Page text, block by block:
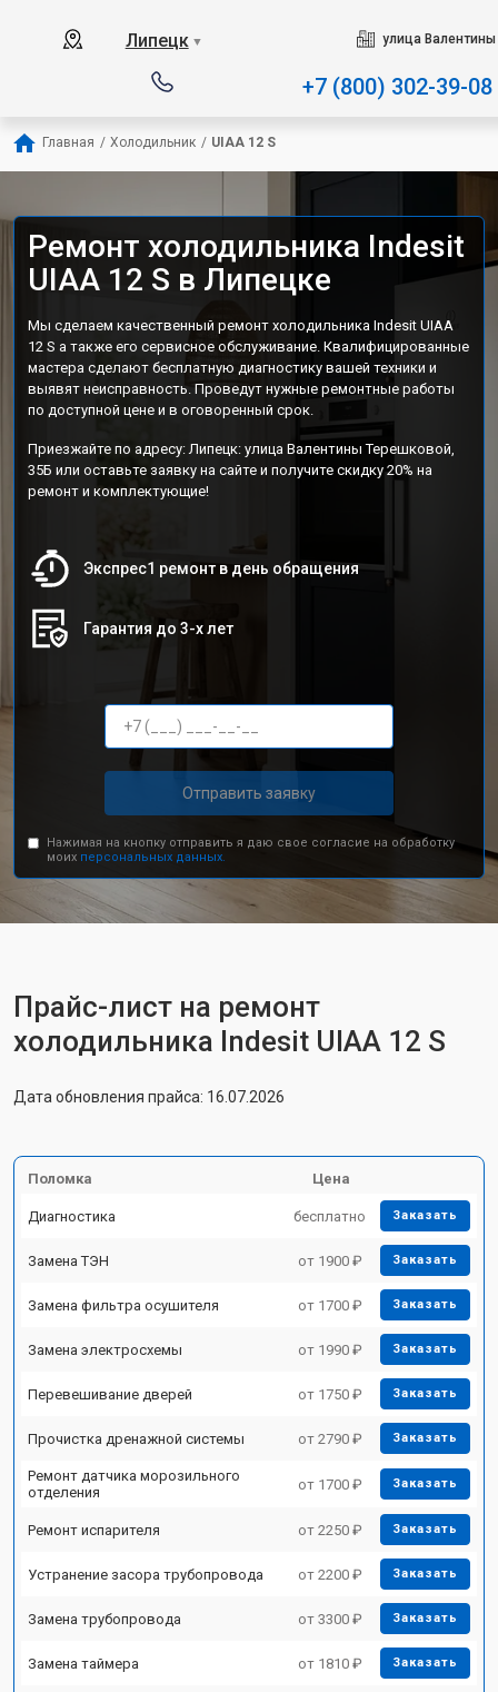
Липецк ▼ улица
+7 (800) 302-39-08
Главная / Холодильник / UIAA 12 S
Ремонт холодильника Indesit
UIAA 12 S в Липецке
Мы сделаем качественный ремонт холодильника Indesit UIAA
12 S а также его сервисное обслуживание. Квалифицированные
мастера сделают бесплатную диагностику вашей техники и
выявят неисправность. Проведут нужные ремонтные работы
по доступной цене и в оговоренный срок.
Приезжайте по адресу: Липецк: улица Валентины Терешковой,
35Б или оставьте заявку на сайте и получите скидку 20% на
ремонт и комплектующие!
Экспрес1 ремонт в день обращения
Гарантия до 3-х лет
Отправить заявку
Нажимая на кнопку отправить я даю свое согласие на обработку
моих персональных данных.
Прайс-лист на ремонт
холодильника Indesit UIAA 12 S
Дата обновления прайса: 16.07.2026
Поломка Цена
Диагностика бесплатно Заказать
Замена ТЭН от 1900 ₽ Заказать
Замена фильтра осушителя от 1700 ₽ Заказать
Замена электросхемы от 1990 ₽ Заказать
Перевешивание дверей от 1750 ₽ Заказать
Прочистка дренажной системы от 2790 ₽ Заказать
Ремонт датчика морозильного
отделения
от 1700 ₽ Заказать
Ремонт испарителя от 2250 ₽ Заказать
Устранение засора трубопровода от 2200 ₽ Заказать
Замена трубопровода от 3300 ₽ Заказать
Замена таймера от 1810 ₽ Заказать